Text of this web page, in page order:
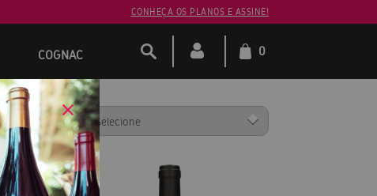
CONHEÇA OS PLANOS E ASSINE!
COGNAC 0
ORDENAR POR: